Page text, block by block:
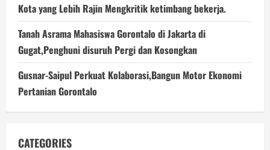
Kota yang Lebih Rajin Mengkritik ketimbang bekerja.
Tanah Asrama Mahasiswa Gorontalo di Jakarta di
Gugat,Penghuni disuruh Pergi dan Kosongkan
Gusnar-Saipul Perkuat Kolaborasi,Bangun Motor Ekonomi
Pertanian Gorontalo
CATEGORIES